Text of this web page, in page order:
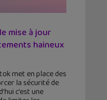
mise à jour
haineux
met en place des
la sécurité de
c’est une